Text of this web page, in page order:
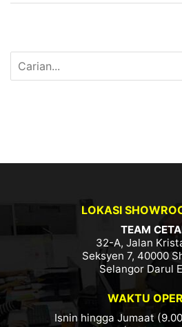
LOKASI
TEAM
32-A, Jalan
Seksyen 7, 40000
Selangor Darul
WAKTU
Isnin hingga Jumaat